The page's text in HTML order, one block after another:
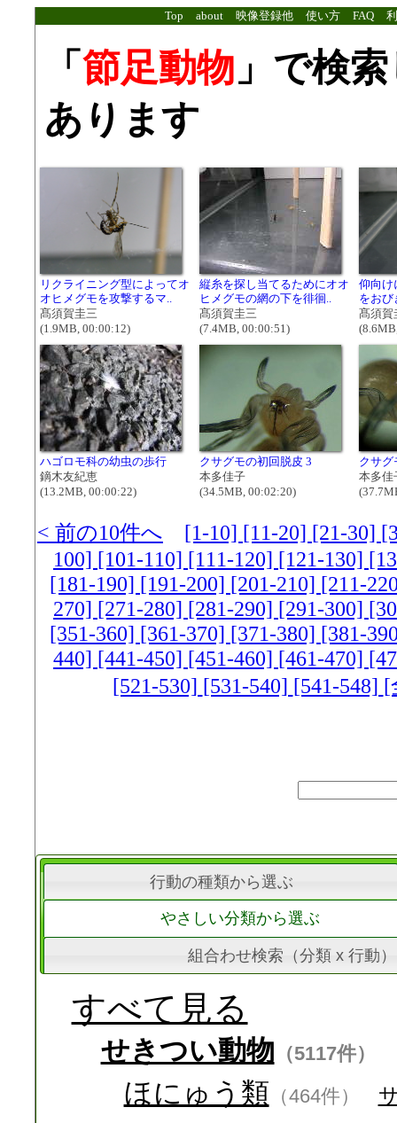
Top about 映像登録他 使い方 FAQ
「 節足動物 」で検
あります
リクライニング型によってオ
オヒメグモを攻撃するマ..
髙須賀圭三
(1.9MB, 00:00:12)
縦糸を探し当てるためにオオ
ヒメグモの網の下を徘徊..
髙須賀圭三
(7.4MB, 00:00:51)
仰向け
をおび
髙須賀
ハゴロモ科の幼虫の歩行
鏑木友紀恵
(13.2MB, 00:00:22)
クサグモの初回脱皮 3
本多佳子
(34.5MB, 00:02:20)
クサグ
本多佳
< 前の10件へ [1-10] [11-20] [21-30]
100] [101-110] [111-120] [121-130]
[181-190] [191-200] [201-210] [211-
270] [271-280] [281-290] [291-300]
[351-360] [361-370] [371-380] [381-
440] [441-450] [451-460] [461-470]
[521-530] [531-540] [541-548] [
行動の種類から選ぶ
やさしい分類から選ぶ
組合わせ検索（分類 x 行動）
すべて見る
せきつい動物 （5117件）
ほにゅう類 （464件）